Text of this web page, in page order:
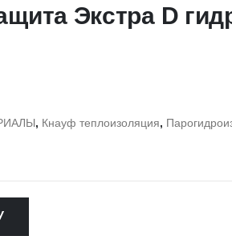
Экстра D
, Кнауф теплоизоляция,